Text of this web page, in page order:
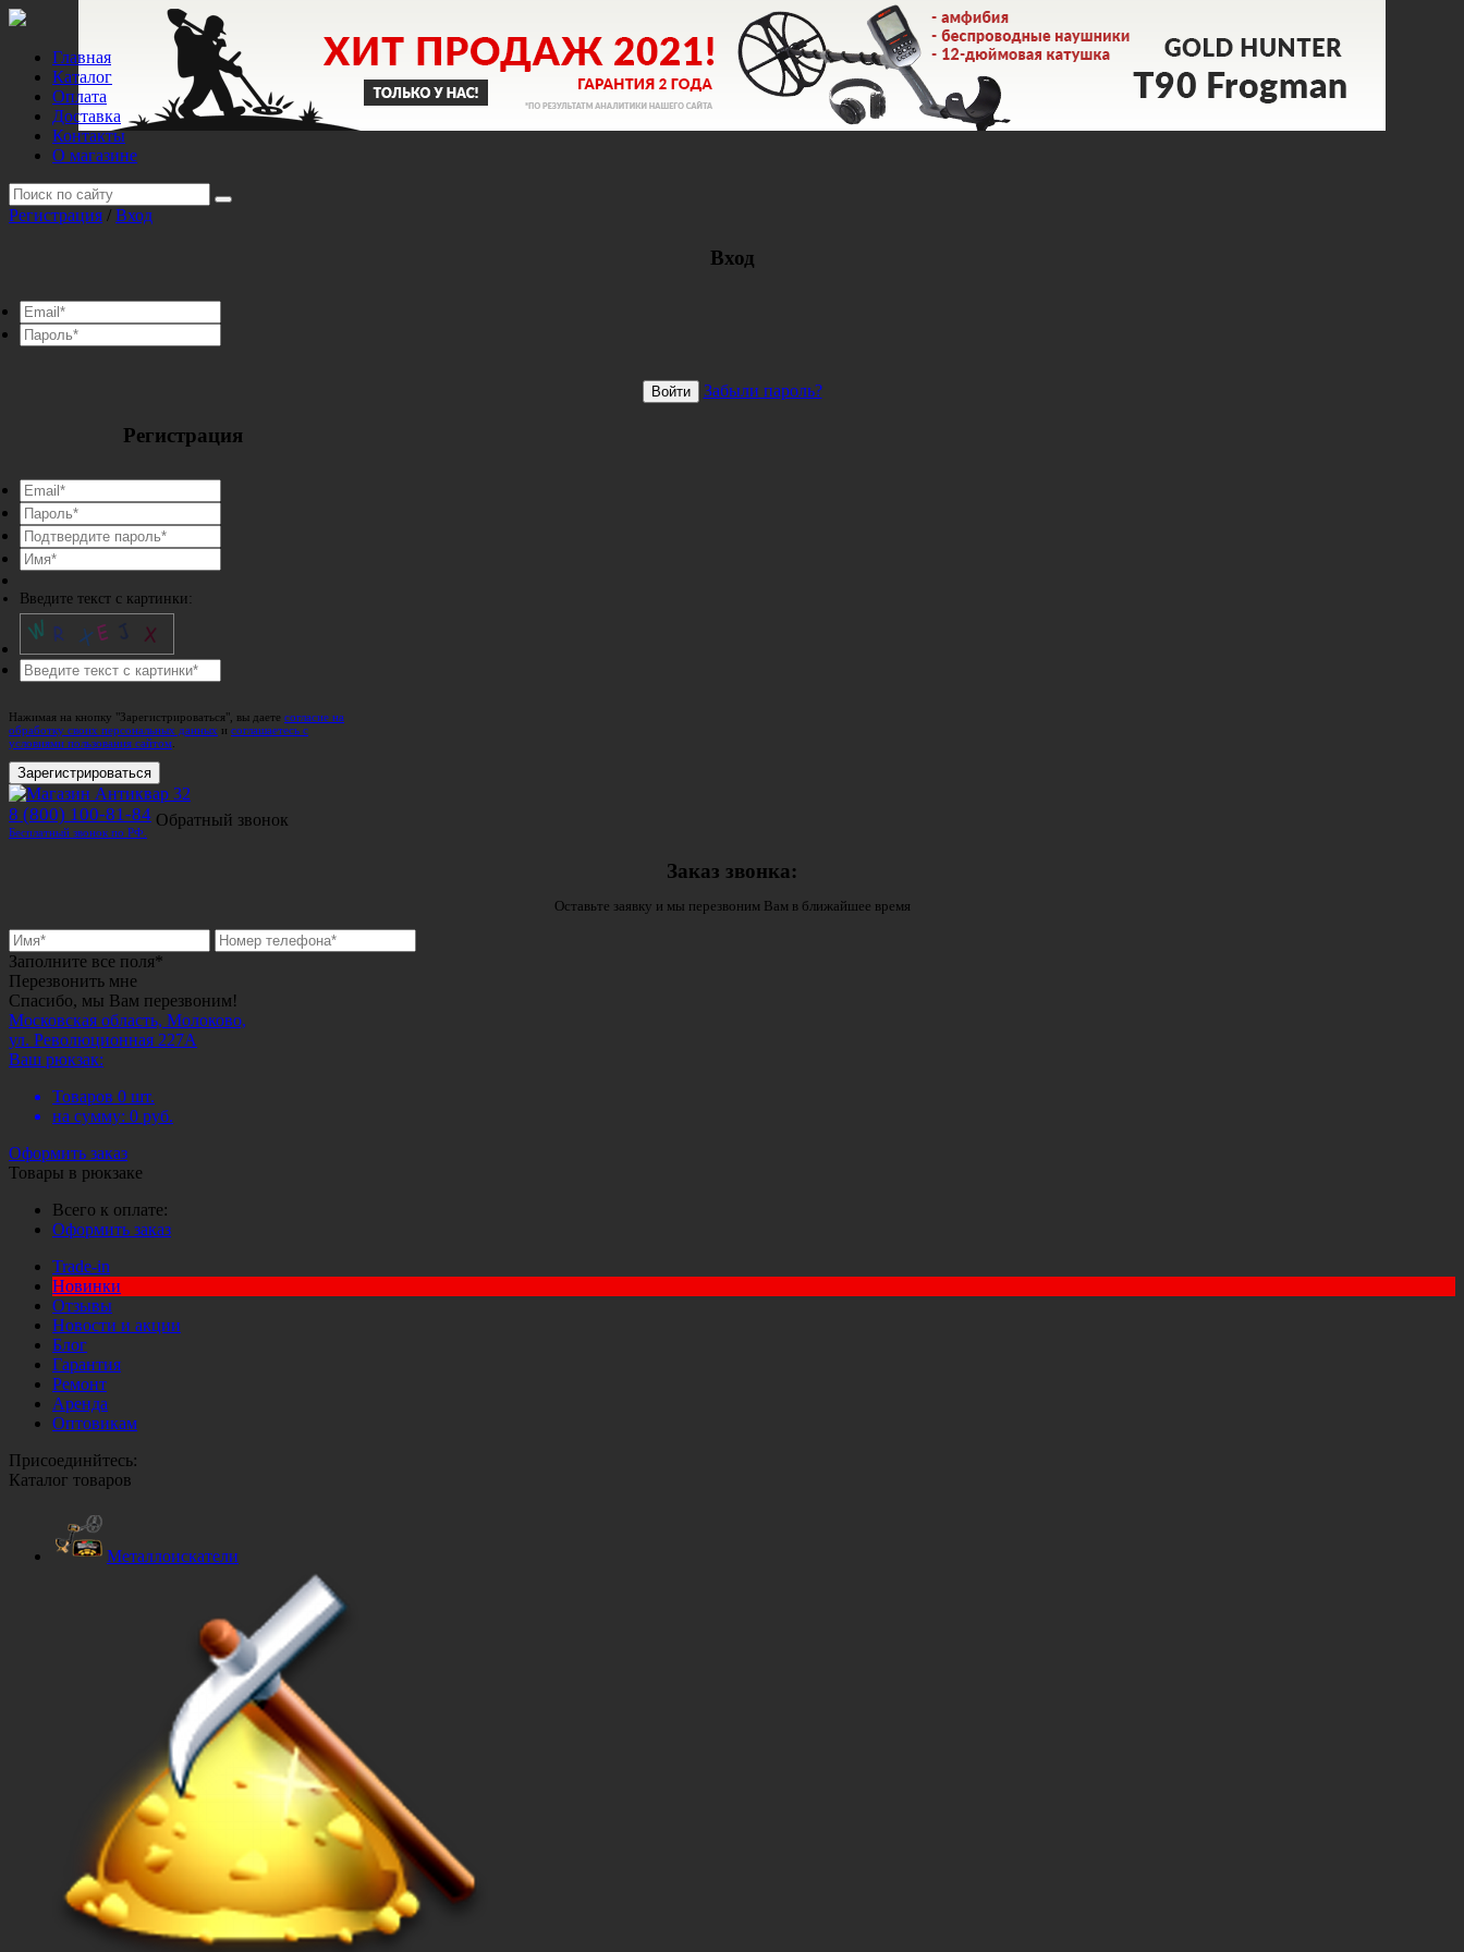
Главная
Каталог
Оплата
Доставка
Контакты
О магазине
Регистрация / Вход
Вход
Войти Забыли пароль?
Регистрация
Введите текст с картинки:
Нажимая на кнопку "Зарегистрироваться", вы даете согласие на
обработку своих персональных данных и соглашаетесь с
условиями пользования сайтом
Зарегистрироваться
8 (800) 100-81-84
Бесплатный звонок по РФ.
Обратный звонок
Заказ звонка:
Оставьте заявку и мы перезвоним Вам в ближайшее время
Заполните все поля*
Перезвонить мне
Спасибо, мы Вам перезвоним!
Московская область, Молоково,
ул. Революционная 227А
Ваш рюкзак:
Товаров 0 шт.
на сумму: 0 руб.
Оформить заказ
Товары в рюкзаке
Всего к оплате:
Оформить заказ
Trade-in
Новинки
Отзывы
Новости и акции
Блог
Гарантия
Ремонт
Аренда
Оптовикам
Присоединйтесь:
Каталог товаров
Металлоискатели